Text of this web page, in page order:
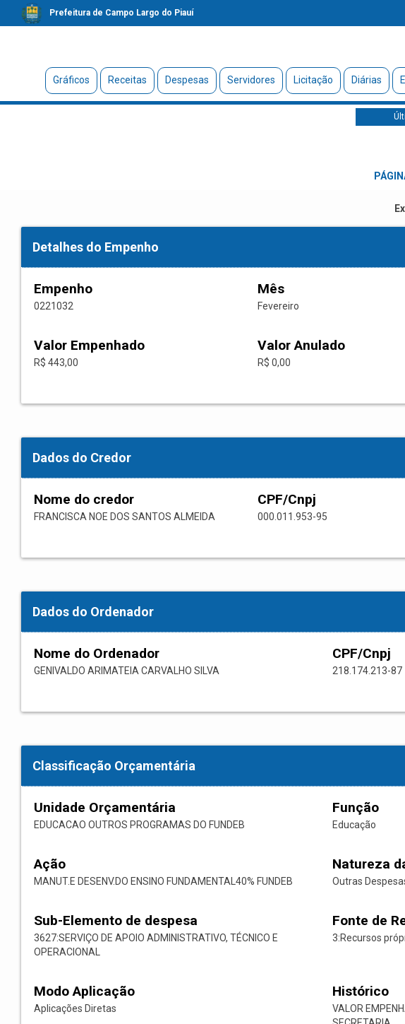
Prefeitura de Campo Largo do Piauí
Gráficos Receitas Despesas Servidores Licitação Diárias
Detalhes do Empenho
Empenho
0221032
Mês
Fevereiro
Valor Empenhado
R$ 443,00
Valor Anulado
R$ 0,00
Dados do Credor
Nome do credor
FRANCISCA NOE DOS SANTOS ALMEIDA
CPF/Cnpj
000.011.953-95
Dados do Ordenador
Nome do Ordenador
GENIVALDO ARIMATEIA CARVALHO SILVA
CPF/Cnpj
218.174.213-87
Classificação Orçamentária
Unidade Orçamentária
EDUCACAO OUTROS PROGRAMAS DO FUNDEB
Função
Educação
Ação
MANUT.E DESENV.DO ENSINO FUNDAMENTAL40% FUNDEB
Natureza
Outras
Sub-Elemento de despesa
3627:SERVIÇO DE APOIO ADMINISTRATIVO, TÉCNICO E
OPERACIONAL
Fonte de
3:Recursos
Modo Aplicação
Aplicações Diretas
Histórico
VALOR